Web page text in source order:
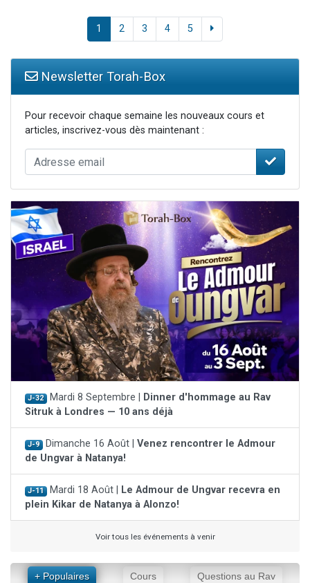
1 2 3 4 5
Newsletter Torah-Box
Pour recevoir chaque semaine les nouveaux cours et
articles, inscrivez-vous dès maintenant :
J-32 Mardi 8 Septembre |
Dinner d'hommage au Rav
Sitruk à Londres — 10 ans déjà
J-9 Dimanche 16 Août | Venez rencontrer le Admour
de Ungvar à Natanya!
J-11 Mardi 18 Août |
Le Admour de Ungvar recevra en
plein Kikar de Natanya à Alonzo!
Voir tous les événements à venir
+ Populaires Cours Questions au Rav